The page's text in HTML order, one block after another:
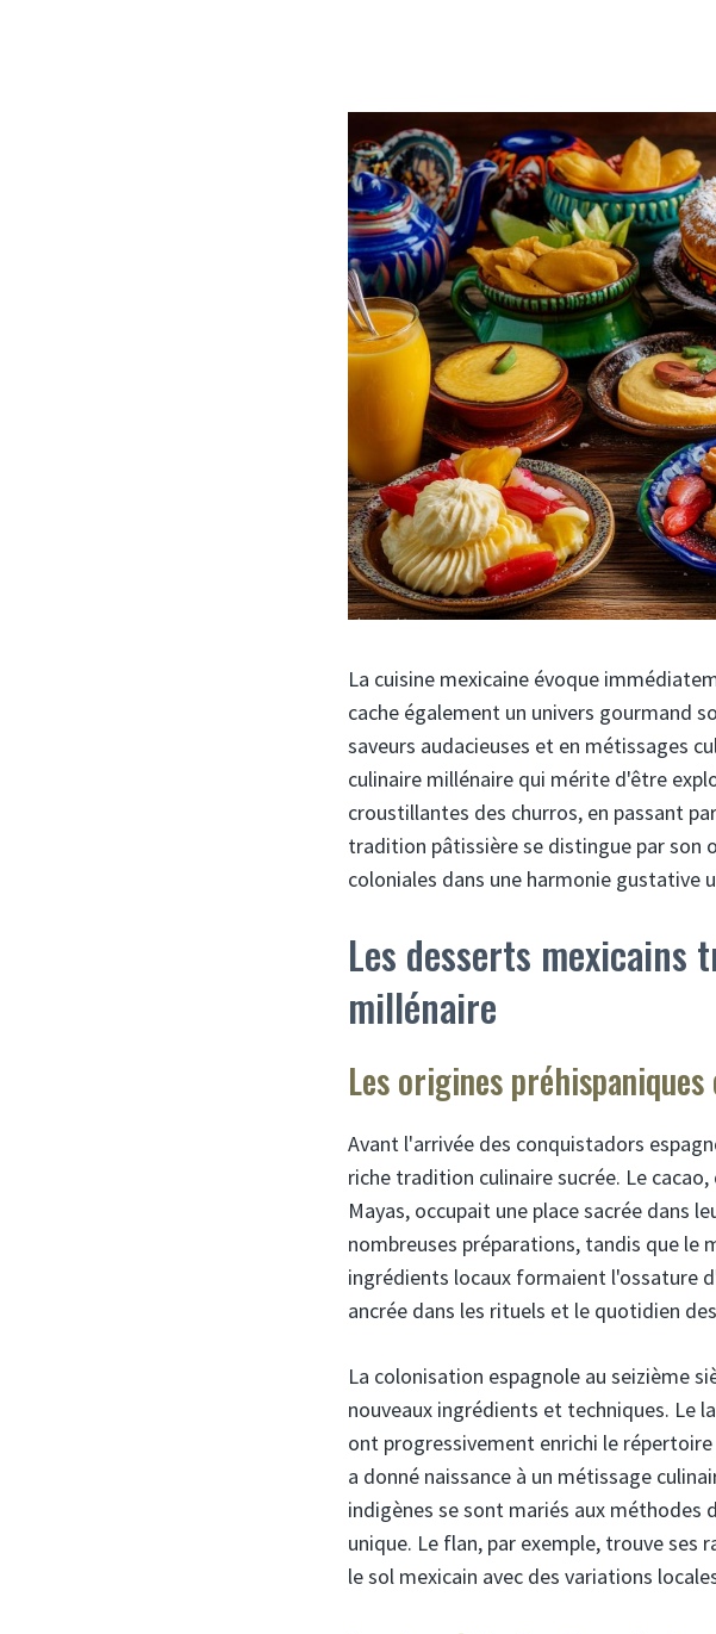
La cuisine mexicaine évoque
cache également un univers gourmand
saveurs audacieuses et en métissages
culinaire millénaire qui mérite d'être
croustillantes des churros, en passant
tradition pâtissière se distingue par son
coloniales dans une harmonie gustative
Les desserts
millénaire
Les origines
Avant l'arrivée des conquistadors
riche tradition culinaire sucrée. Le
Mayas, occupait une place sacrée dans
nombreuses préparations, tandis que le
ingrédients locaux formaient l'ossature
ancrée dans les rituels et le quotidien
La colonisation espagnole au seizième
nouveaux ingrédients et techniques. Le
ont progressivement enrichi le
a donné naissance à un métissage
indigènes se sont mariés aux méthodes
unique. Le flan, par exemple, trouve ses
le sol mexicain avec des variations